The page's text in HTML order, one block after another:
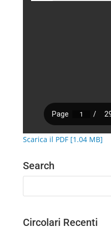
Scarica il PDF [1.04 MB]
Search
Circolari Recenti